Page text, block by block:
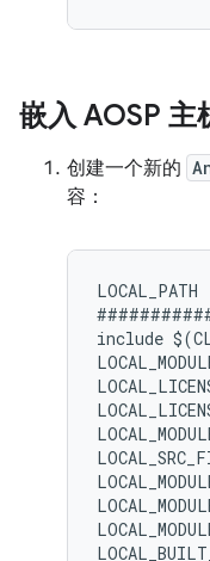
嵌入 AOSP 主
创建一个新的
容：
LOCAL_PATH
include $(